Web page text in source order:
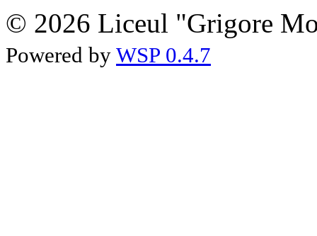
© 2026 Liceul "Grigore
Powered by WSP 0.4.7